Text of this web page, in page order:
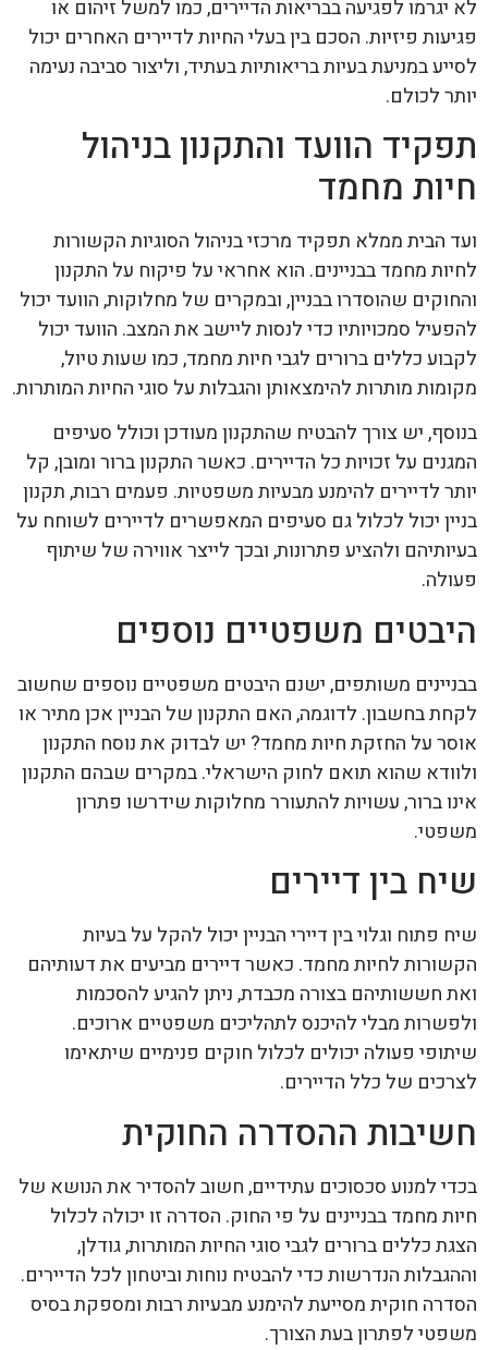
לא יגרמו לפגיעה בבריאות הדיירים, כמו למשל זיהום או
פגיעות פיזיות. הסכם בין בעלי החיות לדיירים האחרים יכול
לסייע במניעת בעיות בריאותיות בעתיד, וליצור סביבה נעימה
יותר לכולם.
תפקיד הוועד והתקנון בניהול
חיות מחמד
ועד הבית ממלא תפקיד מרכזי בניהול הסוגיות הקשורות
לחיות מחמד בבניינים. הוא אחראי על פיקוח על התקנון
והחוקים שהוסדרו בבניין, ובמקרים של מחלוקות, הוועד יכול
להפעיל סמכויותיו כדי לנסות ליישב את המצב. הוועד יכול
לקבוע כללים ברורים לגבי חיות מחמד, כמו שעות טיול,
מקומות מותרות להימצאותן והגבלות על סוגי החיות המותרות.
בנוסף, יש צורך להבטיח שהתקנון מעודכן וכולל סעיפים
המגנים על זכויות כל הדיירים. כאשר התקנון ברור ומובן, קל
יותר לדיירים להימנע מבעיות משפטיות. פעמים רבות, תקנון
בניין יכול לכלול גם סעיפים המאפשרים לדיירים לשוחח על
בעיותיהם ולהציע פתרונות, ובכך לייצר אווירה של שיתוף
פעולה.
היבטים משפטיים נוספים
בבניינים משותפים, ישנם היבטים משפטיים נוספים שחשוב
לקחת בחשבון. לדוגמה, האם התקנון של הבניין אכן מתיר או
אוסר על החזקת חיות מחמד? יש לבדוק את נוסח התקנון
ולוודא שהוא תואם לחוק הישראלי. במקרים שבהם התקנון
אינו ברור, עשויות להתעורר מחלוקות שידרשו פתרון
משפטי.
שיח בין דיירים
שיח פתוח וגלוי בין דיירי הבניין יכול להקל על בעיות
הקשורות לחיות מחמד. כאשר דיירים מביעים את דעותיהם
ואת חששותיהם בצורה מכבדת, ניתן להגיע להסכמות
ולפשרות מבלי להיכנס לתהליכים משפטיים ארוכים.
שיתופי פעולה יכולים לכלול חוקים פנימיים שיתאימו
לצרכים של כלל הדיירים.
חשיבות ההסדרה החוקית
בכדי למנוע סכסוכים עתידיים, חשוב להסדיר את הנושא של
חיות מחמד בבניינים על פי החוק. הסדרה זו יכולה לכלול
הצגת כללים ברורים לגבי סוגי החיות המותרות, גודלן,
וההגבלות הנדרשות כדי להבטיח נוחות וביטחון לכל הדיירים.
הסדרה חוקית מסייעת להימנע מבעיות רבות ומספקת בסיס
משפטי לפתרון בעת הצורך.